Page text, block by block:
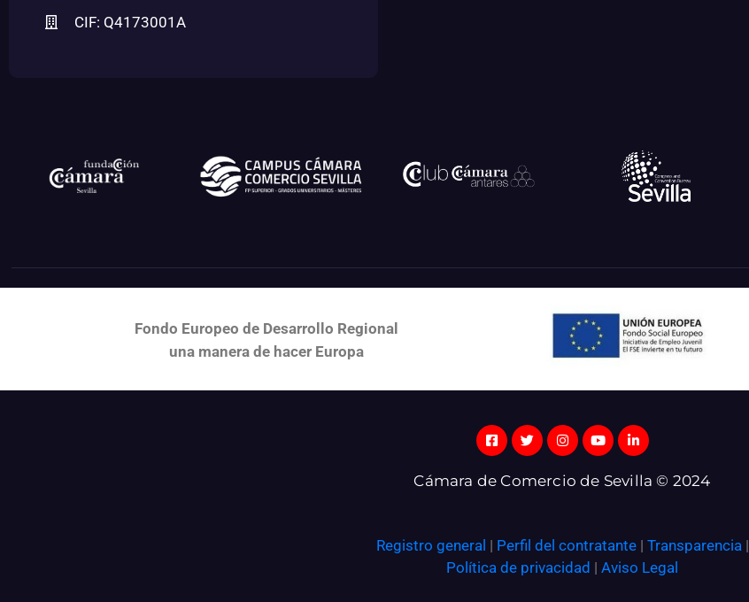
CIF: Q4173001A
Fondo Europeo de Desarrollo Regional
una manera de hacer Europa
Cámara de Comercio de Sevilla © 2024
Registro general | Perfil del contratante| Transparencia|
Política de privacidad | Aviso Legal